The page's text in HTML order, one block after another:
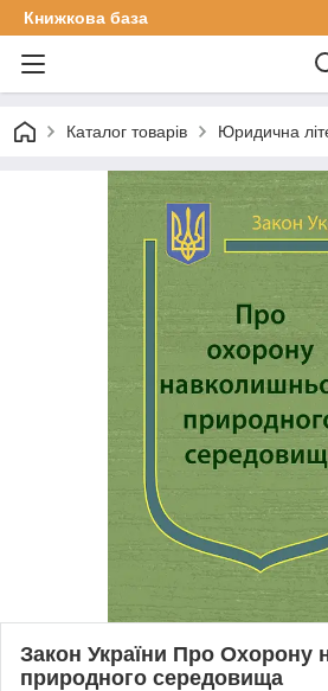
Книжкова база
Каталог товарів Юридична
Закон України Про Охорону
природного середовища